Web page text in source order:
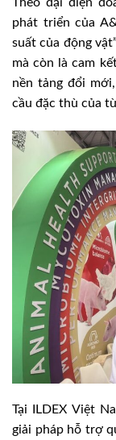
Theo đại diện
phát triển của
suất của động
mà còn là cam
nền tảng đổi
cầu đặc thù của
Tại ILDEX Việt
giải pháp hỗ trợ